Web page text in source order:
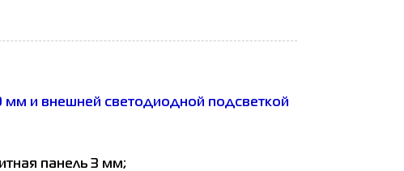
мм и внешней светодиодной подсветкой
панель 3 мм;